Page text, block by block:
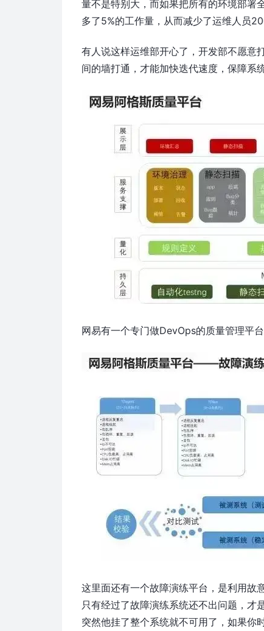
量不是特别大，而如果把所有的环境部署
多了5%的工作量，从而减少了运维人员
有人说这样运维部开心了，开发部不愿意
间的墙打通，才能加快迭代速度，保障系
网易有一个专门做DevOps的质量管理平台
这里面还有一个故障演练平台，是利用故
只有经过了故障演练系统还不出问题，才
突然他挂了整个系统就不可用了，如果你